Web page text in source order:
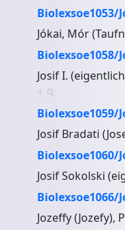
Biolexsoe1053/
Jókai, Mór
Biolexsoe1058/
Josif I.
+
Biolexsoe1059/
Josif Bradati
Biolexsoe1060/
Josif Sokolski
Biolexsoe1066/
Jozeffy (Jozefy),